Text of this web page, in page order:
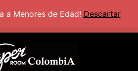
Lun - Sab: 10:00 AM - 5:30 PM
a Menores de Edad! Descartar